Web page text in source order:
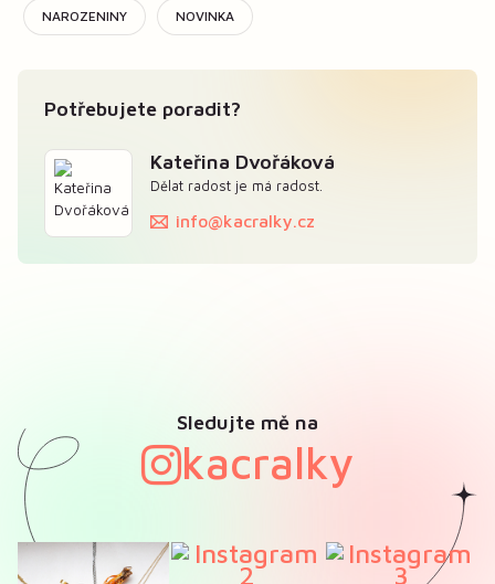
NAROZENINY NOVINKA
Potřebujete poradit?
Kateřina Dvořáková
Dělat radost je má radost.
info@kacralky.cz
Sledujte mě na
kacralky